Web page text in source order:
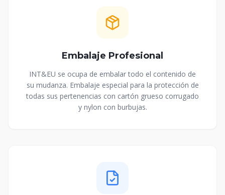
Embalaje Profesional
INT&EU se ocupa de embalar todo el contenido de
su mudanza. Embalaje especial para la protección de
todas sus pertenencias con cartón grueso corrugado
y nylon con burbujas.